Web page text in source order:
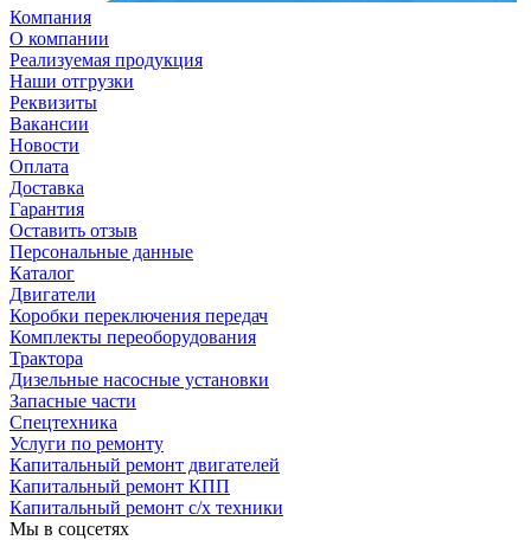
Компания
О компании
Реализуемая продукция
Наши отгрузки
Реквизиты
Вакансии
Новости
Оплата
Доставка
Гарантия
Оставить отзыв
Персональные данные
Каталог
Двигатели
Коробки переключения передач
Комплекты переоборудования
Трактора
Дизельные насосные установки
Запасные части
Спецтехника
Услуги по ремонту
Капитальный ремонт двигателей
Капитальный ремонт КПП
Капитальный ремонт с/х техники
Мы в соцсетях